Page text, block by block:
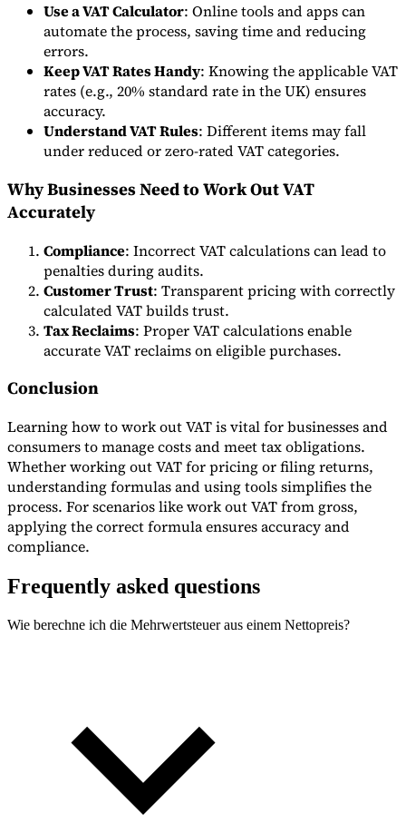
Use a VAT Calculator: Online tools and apps can
automate the process, saving time and reducing
errors.
Keep VAT Rates Handy: Knowing the applicable VAT
rates (e.g., 20% standard rate in the UK) ensures
accuracy.
Understand VAT Rules: Different items may fall
under reduced or zero-rated VAT categories.
Why Businesses Need to Work Out VAT
Accurately
Compliance: Incorrect VAT calculations can lead to
penalties during audits.
Customer Trust: Transparent pricing with correctly
calculated VAT builds trust.
Tax Reclaims: Proper VAT calculations enable
accurate VAT reclaims on eligible purchases.
Conclusion
Learning how to work out VAT is vital for businesses and
consumers to manage costs and meet tax obligations.
Whether working out VAT for pricing or filing returns,
understanding formulas and using tools simplifies the
process. For scenarios like work out VAT from gross,
applying the correct formula ensures accuracy and
compliance.
Frequently asked questions
Wie berechne ich die Mehrwertsteuer aus einem Nettopreis?